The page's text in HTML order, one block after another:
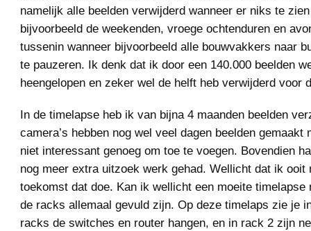
namelijk alle beelden verwijderd wanneer er niks te
bijvoorbeeld de weekenden, vroege ochtenduren en
tussenin wanneer bijvoorbeeld alle bouwvakkers naar
te pauzeren. Ik denk dat ik door een 140.000 beelden
heengelopen en zeker wel de helft heb verwijderd voor
In de timelapse heb ik van bijna 4 maanden beelden
camera’s hebben nog wel veel dagen beelden gemaakt
niet interessant genoeg om toe te voegen. Bovendien
nog meer extra uitzoek werk gehad. Wellicht dat ik ooit
toekomst dat doe. Kan ik wellicht een moeite timelapse
de racks allemaal gevuld zijn. Op deze timelaps zie je
racks de switches en router hangen, en in rack 2 zijn